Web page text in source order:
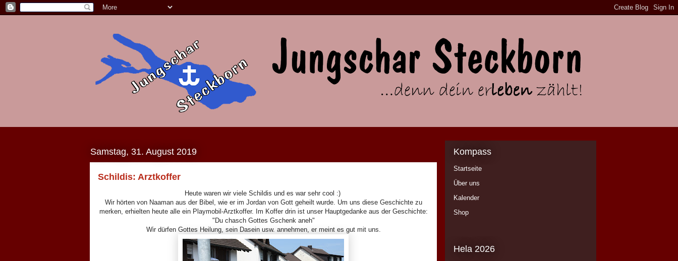
Samstag, 31. August 2019
Schildis: Arztkoffer
Heute waren wir viele Schildis und es war sehr cool :)
Wir hörten von Naaman aus der Bibel, wie er im Jordan von Gott geheilt wurde. Um uns diese Geschichte zu
merken, erhielten heute alle ein Playmobil-Arztkoffer. Im Koffer drin ist unser Hauptgedanke aus der Geschichte:
"Du chasch Gottes Gschenk aneh"
Wir dürfen Gottes Heilung, sein Dasein usw. annehmen, er meint es gut mit uns.
Kompass
Startseite
Über uns
Kalender
Shop
Hela 2026